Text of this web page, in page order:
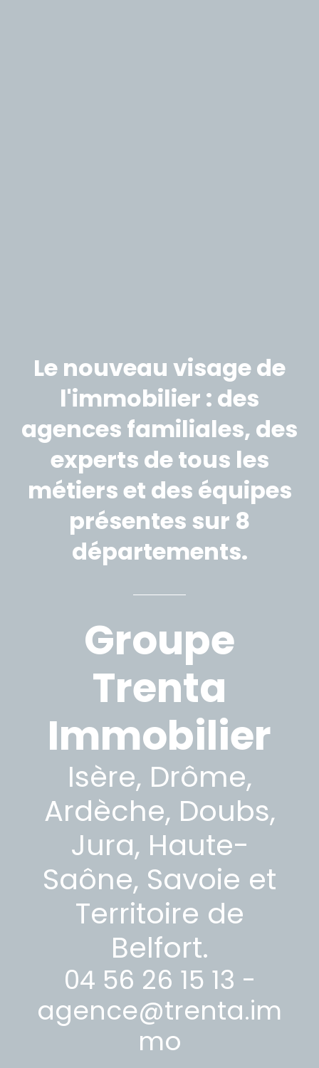
Le nouveau visage de
l'immobilier : des
agences familiales, des
experts de tous les
métiers et des équipes
présentes sur 8
départements.
Groupe
Trenta
Immobilier
Isère, Drôme,
Ardèche, Doubs,
Jura, Haute-
Saône, Savoie et
Territoire de
Belfort.
04 56 26 15 13 -
agence@trenta.im
mo